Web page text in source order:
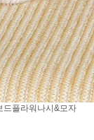
드플라워나시&모자